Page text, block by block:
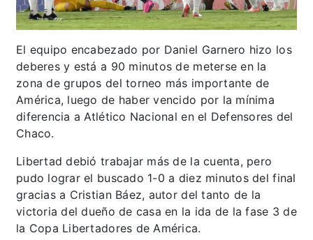
El equipo encabezado por Daniel Garnero hizo los
deberes y está a 90 minutos de meterse en la
zona de grupos del torneo más importante de
América, luego de haber vencido por la mínima
diferencia a Atlético Nacional en el Defensores del
Chaco.
Libertad debió trabajar más de la cuenta, pero
pudo lograr el buscado 1-0 a diez minutos del final
gracias a Cristian Báez, autor del tanto de la
victoria del dueño de casa en la ida de la fase 3 de
la Copa Libertadores de América.